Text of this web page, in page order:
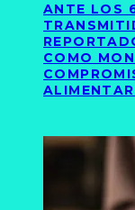
ANTE LOS
COMO